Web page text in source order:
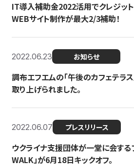
IT導入補助金2022活用でクレジッ
WEBサイト制作が最大2/3補助！
2022.06.23 お知らせ
調布エフエムの「午後のカフェテラ
取り上げられました。
2022.06.07 プレスリリース
ウクライナ支援団体が一堂に会する
WALK」が6月18日キックオフ。